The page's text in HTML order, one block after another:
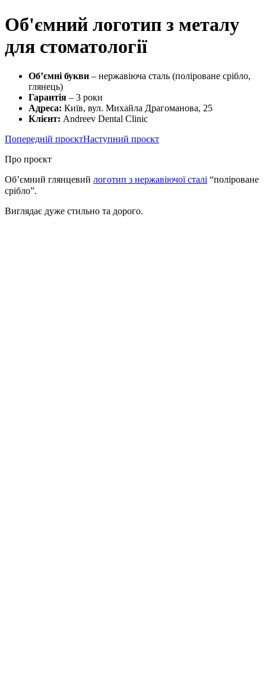
Об'ємний логотип з металу
для стоматології
Об’ємні букви – нержавіюча сталь (поліроване срібло,
глянець)
Гарантія – 3 роки
Адреса: Київ, вул. Михайла Драгоманова, 25
Клієнт: Andreev Dental Clinic
Попередній проєктНаступний проєкт
Про проєкт
Об’ємний глянцевий логотип з нержавіючої сталі “поліроване
срібло”. ⠀
Виглядає дуже стильно та дорого.